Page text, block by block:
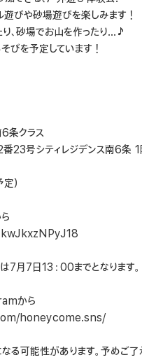
びや砂場遊びを楽しみます！
、砂場でお山を作ったり…♪
びを予定しています！
条クラス
23号シティレジデンス南6条 1
）
7月7日13：00までとなります。
から
honeycome.sns/
る可能性があります。予めご了